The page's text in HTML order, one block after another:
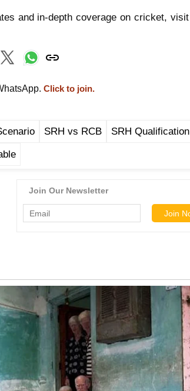
and in-depth coverage on cricket, visit
Click to join.
SRH vs RCB SRH Qualification